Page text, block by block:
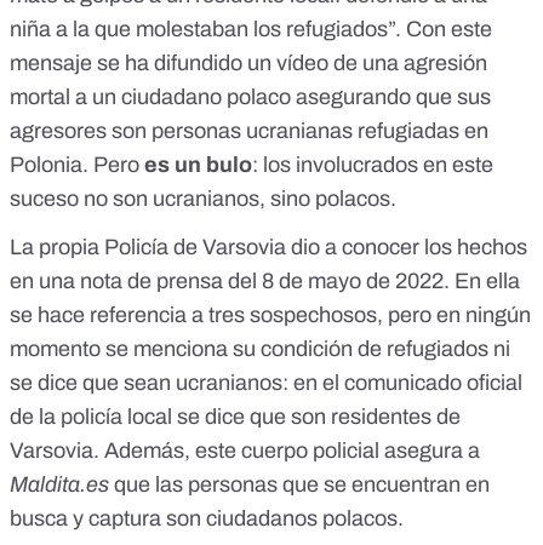
niña a la que molestaban los refugiados”. Con este
mensaje se ha difundido un vídeo de una agresión
mortal a un ciudadano polaco asegurando que sus
agresores son personas ucranianas refugiadas en
Polonia. Pero es un bulo: los involucrados en este
suceso no son ucranianos, sino polacos.
La propia Policía de Varsovia dio a conocer los hechos
en una nota de prensa del 8 de mayo de 2022. En ella
se hace referencia a tres sospechosos, pero en ningún
momento se menciona su condición de refugiados ni
se dice que sean ucranianos: en el comunicado oficial
de la policía local se dice que son residentes de
Varsovia. Además, este cuerpo policial asegura a
Maldita.es que las personas que se encuentran en
busca y captura son ciudadanos polacos.